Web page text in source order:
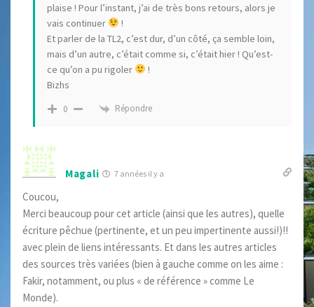
plaise ! Pour l’instant, j’ai de très bons retours, alors je
vais continuer
!
Et parler de la TL2, c’est dur, d’un côté, ça semble loin,
mais d’un autre, c’était comme si, c’était hier ! Qu’est-
ce qu’on a pu rigoler
!
Bizhs
0 Répondre
Magali 7 années il y a
Coucou,
Merci beaucoup pour cet article (ainsi que les autres), quelle
écriture pêchue (pertinente, et un peu impertinente aussi!)!!
avec plein de liens intéressants. Et dans les autres articles
des sources très variées (bien à gauche comme on les aime :
Fakir, notamment, ou plus « de référence » comme Le
Monde).